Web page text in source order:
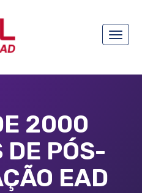
Toggle
2000
DE PÓS-
EAD